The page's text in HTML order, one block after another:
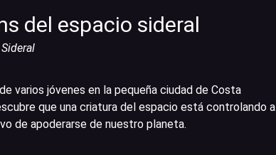
del espacio sideral
varios jóvenes en la pequeña ciudad de Costa
que una criatura del espacio está controlando a
de apoderarse de nuestro planeta.